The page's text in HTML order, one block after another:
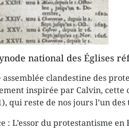
national des Églises
assemblée clandestine des
inspirée par Calvin, cette
qui reste de nos jours l’un
: L’essor du protestantisme en